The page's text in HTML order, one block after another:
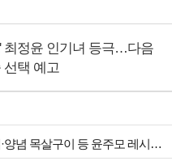
최정윤 인기녀 등극…다음
선택 예고
'편스토랑' 이찬원, 황태해장국·무생채·양념 목살구이 등 윤주모 레시피 섭렵